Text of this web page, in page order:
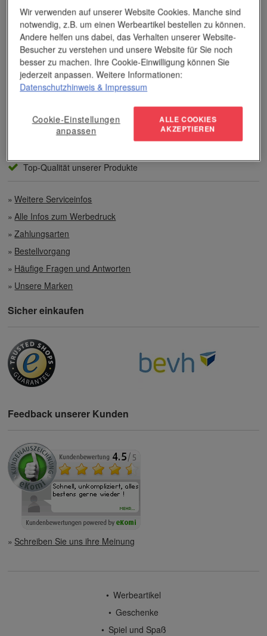
insbesondere wenn es um professionellenWerbedruckund
andere Veredelungsverfahren geht.
Unser Service
Individuelle Beratung
Preisvorteile auch bei geringen Mengen
Top-Qualität unserer Produkte
Weitere Serviceinfos
Alle Infos zum Werbedruck
Zahlungsarten
Bestellvorgang
Häufige Fragen und Antworten
Unsere Marken
Sicher einkaufen
Feedback unserer Kunden
Schreiben Sie uns ihre Meinung
Werbeartikel
Geschenke
Spiel und Spaß
Wir verwenden auf unserer Website Cookies. Manche sind
notwendig, z.B. um einen Werbeartikel bestellen zu können.
Andere helfen uns dabei, das Verhalten unserer Website-
Besucher zu verstehen und unsere Website für Sie noch
besser zu machen. Ihre Cookie-Einwilligung können Sie
jederzeit anpassen. Weitere Informationen:
Datenschutzhinweis & Impressum
Cookie-Einstellungen
anpassen
ALLE COOKIES
AKZEPTIEREN